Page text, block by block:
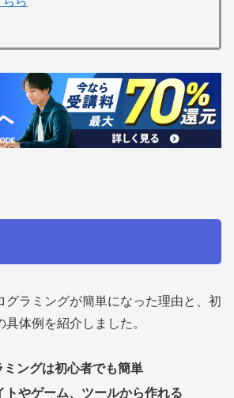
グラミングが簡単になった理由と、初
体例を紹介しました。
ングは初心者でも簡単
トやゲーム、ツールから作れる